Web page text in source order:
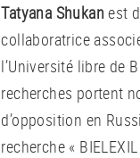
Tatyana Shukanest
collaboratrice
l’Université libre de
recherches portent
d’opposition en
recherche «